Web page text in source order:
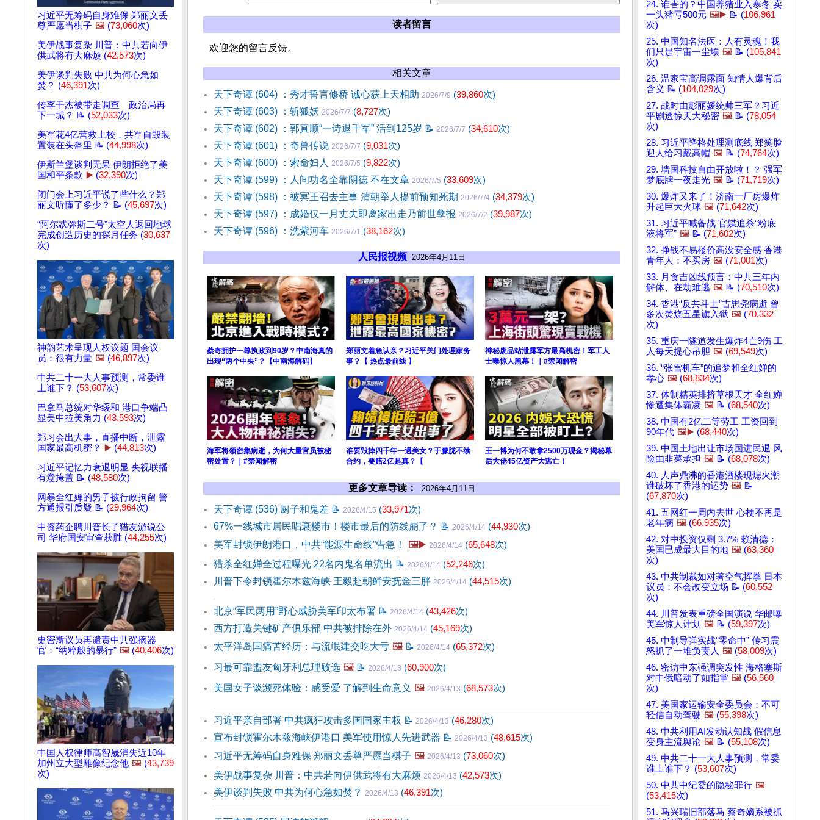
习近平无筹码自身难保 郑丽文丢
尊严愿当棋子 🖼️ (73,060次)
美伊战事复杂 川普：中共若向伊
供武将有大麻烦 (42,573次)
美伊谈判失败 中共为何心急如
焚？ (46,391次)
传李干杰被带走调查 政治局再
下一城？ 📝 (52,033次)
美军花4亿营救上校，共军自毁装
置装在头盔里 📝 (44,998次)
伊斯兰堡谈判无果 伊朗拒绝了美
国和平条款 ▶️ (32,390次)
闭门会上习近平说了些什么？郑
丽文听懂了多少？ 📝 (45,697次)
“阿尔忒弥斯二号”太空人返回地球
完成创造历史的探月任务 (30,637
次)
神韵艺术呈现人权议题 国会议
员：很有力量 🖼️ (46,897次)
中共二十一大人事预测，常委谁
上谁下？ (53,607次)
巴拿马总统对华缓和 港口争端凸
显美中拉美角力 (43,593次)
郑习会出大事，直播中断，泄露
国家最高机密？
▶️ (44,813次)
习近平记忆力衰退明显 央视联播
有意掩盖 📝 (48,580次)
网暴全红婵的男子被行政拘留 警
方通报引质疑 📝 (29,964次)
中资药企聘川普长子猎友游说公
司 华府国安审查获胜 (44,255次)
史密斯议员再谴责中共强摘器
官：“纳粹般的暴行” 🖼️ (40,406次)
中国人权律师高智晟消失近10年
加州立大型雕像纪念他 🖼️ (43,739
次)
读者留言
欢迎您的留言反馈。
相关文章
天下奇谭 (604) ：秀才誓言修桥 诚心获上天相助 2026/7/9 (39,860次)
天下奇谭 (603) ：斩狐妖 2026/7/7 (8,727次)
天下奇谭 (602) ：郭真顺“一诗退千军” 活到125岁 📝 2026/7/7 (34,610次)
天下奇谭 (601) ：奇兽传说 2026/7/7 (9,031次)
天下奇谭 (600) ：索命妇人 2026/7/5 (9,822次)
天下奇谭 (599) ：人间功名全靠阴德 不在文章 2026/7/5 (33,609次)
天下奇谭 (598) ：被冥王召去主事 清朝举人提前预知死期 2026/7/4 (34,379次)
天下奇谭 (597) ：成婚仅一月丈夫即离家出走乃前世孽报 2026/7/2 (39,987次)
天下奇谭 (596) ：洗紫河车 2026/7/1 (38,162次)
人民报视频 2026年4月11日
蔡奇拥护一尊执政到90岁？中南海真的
出现“两个中央”？【中南海解码】
郑丽文着急认亲？习近平关门处理家务
事？【 热点最前线 】
神秘废品站泄露军方最高机密！军工人
士曝惊人黑幕！｜#禁闻解密
海军将领密集病逝，为何大量官员被秘
密处置？｜#禁闻解密
谁要毁掉四千年一遇美女？于朦胧不续
合约，要赔2亿是真？【
王一博为何不敢拿2500万现金？揭秘幕
后大佬45亿资产大逃亡！
更多文章导读： 2026年4月11日
天下奇谭 (536) 厨子和鬼差 📝 2026/4/15 (33,971次)
67%一线城市居民唱衰楼市！楼市最后的防线崩了？ 📝 2026/4/14 (44,930次)
美军封锁伊朗港口，中共“能源生命线”告急！
🖼️▶️ 2026/4/14 (65,648次)
猎杀全红婵全过程曝光 22名内鬼名单流出 📝 2026/4/14 (52,246次)
川普下令封锁霍尔木兹海峡 王毅赴朝鲜安抚金三胖 2026/4/14 (44,515次)
北京“军民两用”野心威胁美军印太布署 📝 2026/4/14 (43,426次)
西方打造关键矿产俱乐部 中共被排除在外 2026/4/14 (45,169次)
太平洋岛国痛苦经历：与流氓建交吃大亏 🖼️ 📝 2026/4/14 (65,372次)
习最可靠盟友匈牙利总理败选 🖼️ 📝 2026/4/13 (60,900次)
美国女子谈濒死体验：感受爱 了解到生命意义 🖼️ 2026/4/13 (68,573次)
习近平亲自部署 中共疯狂攻击多国国家主权 📝 2026/4/13 (46,280次)
宣布封锁霍尔木兹海峡伊港口 美军使用惊人先进武器 📝 2026/4/13 (48,615次)
习近平无筹码自身难保 郑丽文丢尊严愿当棋子 🖼️ 2026/4/13 (73,060次)
美伊战事复杂 川普：中共若向伊供武将有大麻烦 2026/4/13 (42,573次)
美伊谈判失败 中共为何心急如焚？ 2026/4/13 (46,391次)
24. 谁害的？中国养猪业入寒冬 卖
一头猪亏500元 🖼️▶️ 📝 (106,961
次)
25. 中国知名法医：人有灵魂！我
们只是宇宙一尘埃 🖼️ 📝 (105,841
次)
26. 温家宝高调露面 知情人爆背后
含义 📝 (104,029次)
27. 战时由彭丽媛统帅三军？习近
平剧透惊天大秘密 🖼️ 📝 (78,054
次)
28. 习近平降格处理测底线 郑笑脸
迎人给习戴高帽 🖼️ 📝 (74,764次)
29. 墙国科技自由开放啦！？ 强军
梦底牌一夜走光 🖼️ 📝 (71,719次)
30. 爆炸又来了！济南一厂房爆炸
升起巨大火球 🖼️ (71,642次)
31. 习近平喊备战 官媒追杀“粉底
液将军” 🖼️ 📝 (71,602次)
32. 挣钱不易楼价高没安全感 香港
青年人：不买房 🖼️ (71,001次)
33. 月食吉凶线预言：中共三年内
解体、在劫难逃 🖼️ 📝 (70,510次)
34. 香港“反共斗士”古思尧病逝 曾
多次焚烧五星旗入狱 🖼️ (70,332
次)
35. 重庆一隧道发生爆炸4亡9伤 工
人每天提心吊胆 🖼️ (69,549次)
36. “张雪机车”的追梦和全红婵的
孝心 🖼️ (68,834次)
37. 体制精英排挤草根天才 全红婵
惨遭集体霸凌 🖼️ 📝 (68,540次)
38. 中国有2亿二等劳工 工资回到
90年代 🖼️▶️ (68,440次)
39. 中国土地出让市场国进民退 风
险由韭菜承担 🖼️ 📝 (68,078次)
40. 人声鼎沸的香港酒楼现熄火潮
谁破坏了香港的运势 🖼️ 📝
(67,870次)
41. 五网红一周内去世 心梗不再是
老年病 🖼️ (66,935次)
42. 对中投资仅剩 3.7% 赖清德：
美国已成最大目的地 🖼️ (63,360
次)
43. 中共制裁如对著空气挥拳 日本
议员：不会改变立场 📝 (60,552
次)
44. 川普发表重磅全国演说 华邮曝
美军惊人计划 🖼️ 📝 (59,397次)
45. 中制导弹实战“零命中” 传习震
怒抓了一堆负责人 🖼️ (58,009次)
46. 密访中东强调突发性 海格塞斯
对中俄暗动了如指掌 🖼️ (56,560
次)
47. 美国家运输安全委员会：不可
轻信自动驾驶 🖼️ (55,398次)
48. 中共利用AI发动认知战 假信息
变身主流舆论 🖼️ 📝 (55,108次)
49. 中共二十一大人事预测，常委
谁上谁下？ (53,607次)
50. 中共中纪委的隐秘罪行 🖼️
(53,415次)
51. 马兴瑞旧部落马 蔡奇嫡系被抓